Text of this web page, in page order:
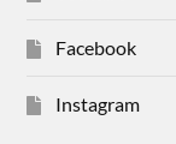
Facebook
Instagram